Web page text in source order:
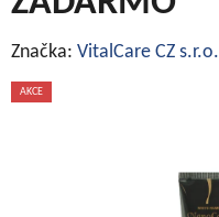
Značka: VitalCare CZ s.r.o.
AKCE